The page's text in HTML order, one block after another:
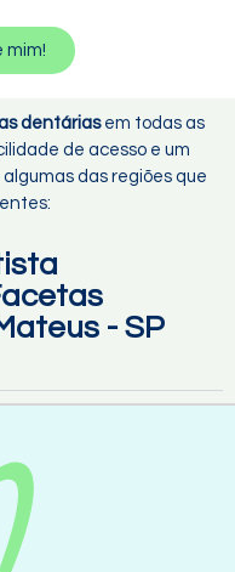
mim!
dentáriasem todas as
de acesso e um
das regiões que
- SP